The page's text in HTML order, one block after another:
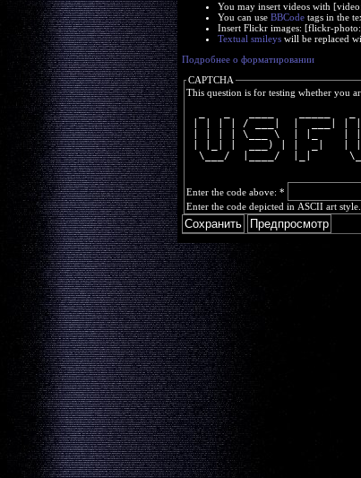
You may insert videos with
You can use BBCodetags in the
Insert Flickr images: [flickr-
Textual smileyswill be replaced
Подробнее о форматировании
CAPTCHA
This question is for testing whether you
| | | | / ___|  |  ___| |
| | | | \___ \  | |_    |
| |_| |  ___) | |  _|   |
\___/  |____/  |_|
Enter the code above: *
Enter the code depicted in ASCII art style.